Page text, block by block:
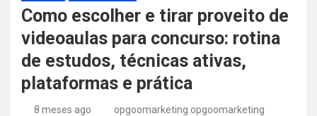
Como escolher e tirar proveito de
videoaulas para concurso: rotina
de estudos, técnicas ativas,
plataformas e prática
8 meses ago
opgoomarketing opgoomarketing